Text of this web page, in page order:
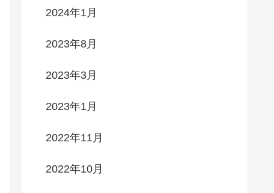
2024年1月
2023年8月
2023年3月
2023年1月
2022年11月
2022年10月